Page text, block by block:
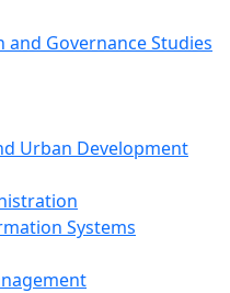
Governance Studies
Urban Development
Systems